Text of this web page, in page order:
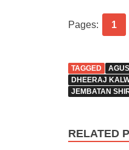
Pages: 1
TAGGED
DHEERAJ
JEMBATAN
RELATED